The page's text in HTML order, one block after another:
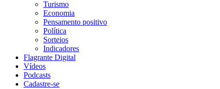
Turismo
Economia
Pensamento positivo
Política
Sorteios
Indicadores
Flagrante Digital
Vídeos
Podcasts
Cadastre-se